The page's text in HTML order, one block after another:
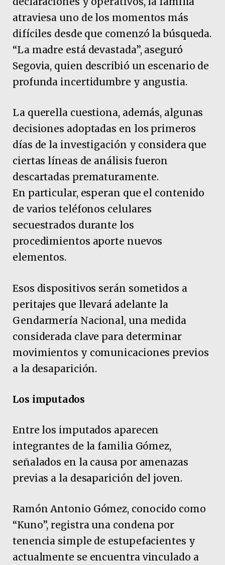
atraviesa uno de los momentos más
difíciles desde que comenzó la búsqueda.
“La madre está devastada”, aseguró
Segovia, quien describió un escenario de
profunda incertidumbre y angustia.
La querella cuestiona, además, algunas
decisiones adoptadas en los primeros
días de la investigación y considera que
ciertas líneas de análisis fueron
descartadas prematuramente.
En particular, esperan que el contenido
de varios teléfonos celulares
secuestrados durante los
procedimientos aporte nuevos
elementos.
Esos dispositivos serán sometidos a
peritajes que llevará adelante la
Gendarmería Nacional, una medida
considerada clave para determinar
movimientos y comunicaciones previos
a la desaparición.
Los imputados
Entre los imputados aparecen
integrantes de la familia Gómez,
señalados en la causa por amenazas
previas a la desaparición del joven.
Ramón Antonio Gómez, conocido como
“Kuno”, registra una condena por
tenencia simple de estupefacientes y
actualmente se encuentra vinculado a